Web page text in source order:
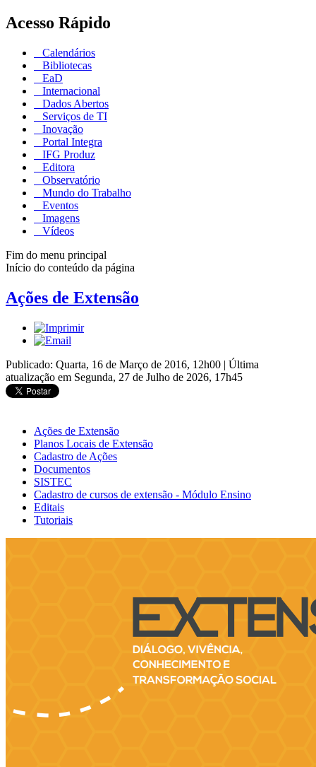
Acesso Rápido
Calendários
Bibliotecas
EaD
Internacional
Dados Abertos
Serviços de TI
Inovação
Portal Integra
IFG Produz
Editora
Observatório
Mundo do Trabalho
Eventos
Imagens
Vídeos
Fim do menu principal
Início do conteúdo da página
Ações de Extensão
Publicado: Quarta, 16 de Março de 2016, 12h00 | Última
atualização em Segunda, 27 de Julho de 2026, 17h45
Ações de Extensão
Planos Locais de Extensão
Cadastro de Ações
Documentos
SISTEC
Cadastro de cursos de extensão - Módulo Ensino
Editais
Tutoriais